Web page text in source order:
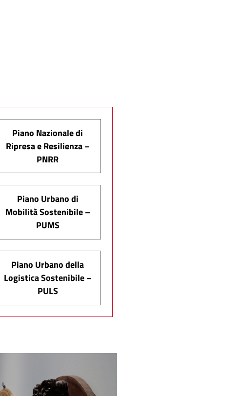
Piano Nazionale di
Ripresa e Resilienza –
PNRR
Piano Urbano di
Mobilità Sostenibile –
PUMS
Piano Urbano della
Logistica Sostenibile –
PULS